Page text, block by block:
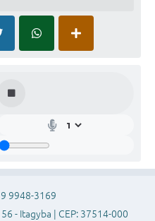
9948-3169
- Itagyba | CEP: 37514-000